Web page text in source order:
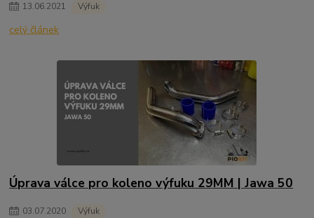
13.06.2021 Výfuk
celý článek
Úprava válce pro koleno výfuku 29MM | Jawa 50
03.07.2020 Výfuk